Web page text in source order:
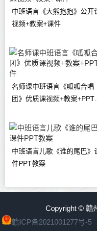
中班语言《大熊抱抱》公开
视频+教案+课件
名师课中班语言《呱呱合唱
团》优质课视频+教案+PPT
中班语言儿歌《谁的尾巴》
件PPT教案
Copyright © 赣
赣ICP备2021001277号-5